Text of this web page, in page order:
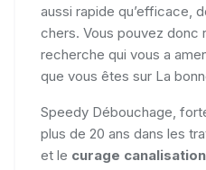
aussi rapide qu’efficace,
chers. Vous pouvez donc
recherche qui vous a
que vous êtes sur La
Speedy Débouchage,
plus de 20 ans dans les
et le curage canalisation